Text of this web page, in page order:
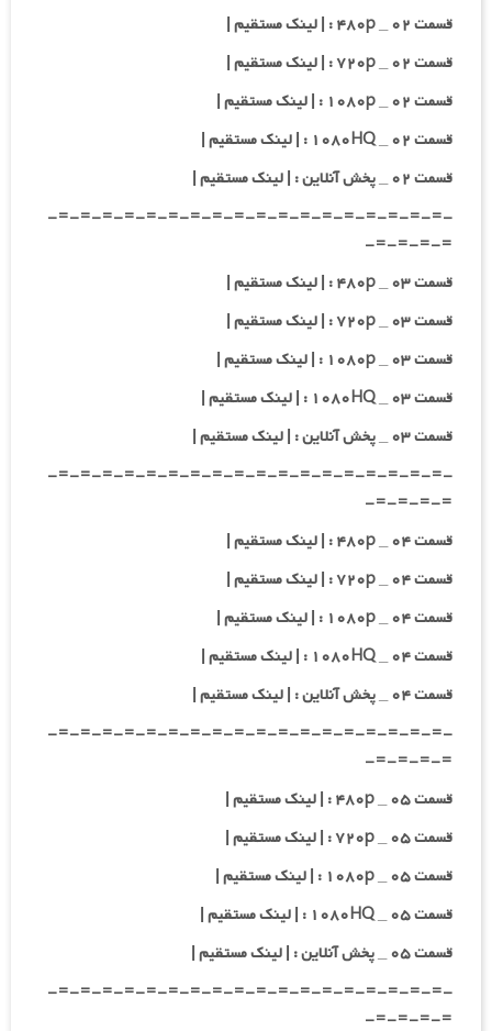
قسمت ۰۲ _ ۴۸۰p : | لینک مستقیم |
قسمت ۰۲ _ ۷۲۰p : | لینک مستقیم |
قسمت ۰۲ _ ۱۰۸۰p : | لینک مستقیم |
قسمت ۰۲ _ ۱۰۸۰HQ : | لینک مستقیم |
قسمت ۰۲ _ پخش آنلاین : | لینک مستقیم |
-=-=-=-=-=-=-=-=-=-=-=-=-=-=-=-=-=-=-
=-=-=-=-
قسمت ۰۳ _ ۴۸۰p : | لینک مستقیم |
قسمت ۰۳ _ ۷۲۰p : | لینک مستقیم |
قسمت ۰۳ _ ۱۰۸۰p : | لینک مستقیم |
قسمت ۰۳ _ ۱۰۸۰HQ : | لینک مستقیم |
قسمت ۰۳ _ پخش آنلاین : | لینک مستقیم |
-=-=-=-=-=-=-=-=-=-=-=-=-=-=-=-=-=-=-
=-=-=-=-
قسمت ۰۴ _ ۴۸۰p : | لینک مستقیم |
قسمت ۰۴ _ ۷۲۰p : | لینک مستقیم |
قسمت ۰۴ _ ۱۰۸۰p : | لینک مستقیم |
قسمت ۰۴ _ ۱۰۸۰HQ : | لینک مستقیم |
قسمت ۰۴ _ پخش آنلاین : | لینک مستقیم |
-=-=-=-=-=-=-=-=-=-=-=-=-=-=-=-=-=-=-
=-=-=-=-
قسمت ۰۵ _ ۴۸۰p : | لینک مستقیم |
قسمت ۰۵ _ ۷۲۰p : | لینک مستقیم |
قسمت ۰۵ _ ۱۰۸۰p : | لینک مستقیم |
قسمت ۰۵ _ ۱۰۸۰HQ : | لینک مستقیم |
قسمت ۰۵ _ پخش آنلاین : | لینک مستقیم |
-=-=-=-=-=-=-=-=-=-=-=-=-=-=-=-=-=-=-
=-=-=-=-